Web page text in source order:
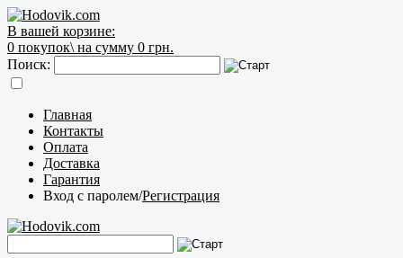
В вашей корзине:
0 покупок\ на сумму 0 грн.
Поиск:
Главная
Контакты
Оплата
Доставка
Гарантия
Вход с паролем/Регистрация